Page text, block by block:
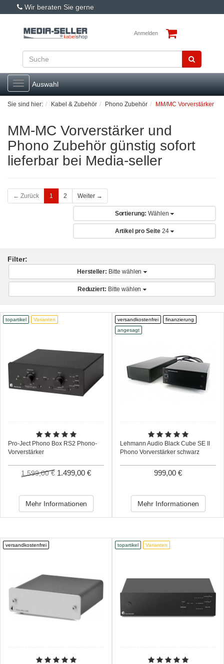
Wir beraten Sie gerne
Anmelden
Toggle
navigation
Auswahl
Sie sind hier: Kabel & Zubehör Phono Zubehör MM/MC Vorverstärker
MM-MC Vorverstärker und
Phono Zubehör günstig sofort
lieferbar bei Media-seller
← Zurück 1 2 Weiter →
Sortierung: Wählen
Artikel pro Seite24
Filter:
Hersteller: Bitte wählen
Reduziert: Bitte wählen
topartikel Varianten
Pro-Ject Phono Box RS2 Phono-
Vorverstärker
1.599,00 € 1.499,00 €
Mehr Informationen
versandkostenfrei
finanzierung
angesagt
Lehmann Audio Black Cube SE II
Phono Vorverstärker schwarz
999,00 €
Mehr Informationen
versandkostenfrei topartikel Varianten